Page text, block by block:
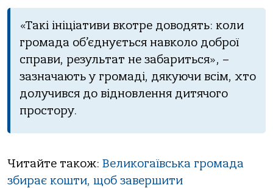
«Такі ініціативи вкотре доводять: коли
громада об’єднується навколо доброї
справи, результат не забариться», –
зазначають у громаді, дякуючи всім, хто
долучився до відновлення дитячого
простору.
Читайте також: Великогаївська громада
збирає кошти, щоб завершити